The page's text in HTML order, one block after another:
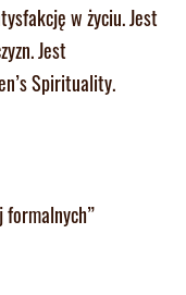
w życiu. Jest
Jest
Spirituality.
formalnych”